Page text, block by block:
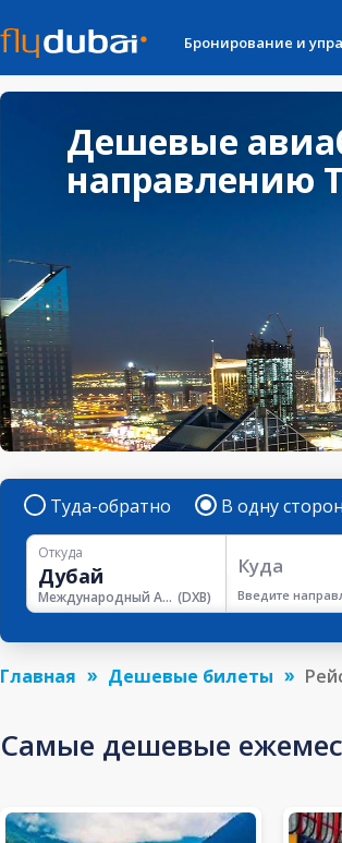
Бронирование и
Дешевые
направлению
Туда-обратно В одну
Откуда
Международный Аэропорт Дубая (DXB)
Куда
Введите
Главная Дешевые билеты
Самые дешевые